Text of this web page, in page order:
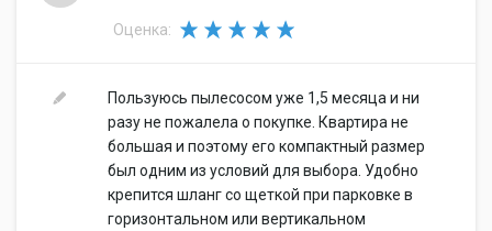
Оценка:
Пользуюсь пылесосом уже 1,5 месяца и ни
разу не пожалела о покупке. Квартира не
большая и поэтому его компактный размер
был одним из условий для выбора. Удобно
крепится шланг со щеткой при парковке в
горизонтальном или вертикальном